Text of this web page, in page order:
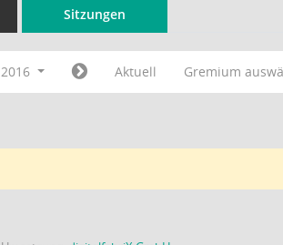
Sitzungen
2016 Aktuell Gremium